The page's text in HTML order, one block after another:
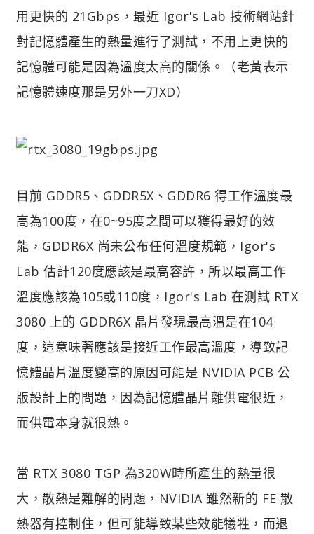
用更快的 21Gbps，最近 Igor's Lab 技術網站針
對記憶體產生的熱量進行了測試，不用上更快的
記憶體可能是因為溫度太高的關係。（老黃表示
記憶體速度那是另外一刀XD）
目前 GDDR5、GDDR5X、GDDR6 得工作溫度最
高為100度，在0~95度之間可以獲得最好的效
能，GDDR6X 尚未公布任何溫度規範，Igor's
Lab 估計120度應該是最高容許，所以最高工作
溫度應該為105或110度，Igor's Lab 在測試 RTX
3080 上的 GDDR6X 晶片發現最高溫是在104
度，這意味著應該是接近工作最高溫度，導致記
憶體晶片溫度變高的原因可能是 NVIDIA PCB 公
版設計上的問題，因為記憶體晶片離供電很近，
而供電本身就很熱。
當 RTX 3080 TGP 為320W時所產生的熱量很
大，散熱是難解的問題，NVIDIA 雖然新的 FE 散
熱器有控制住，但可能導致某些效能犧牲，而退